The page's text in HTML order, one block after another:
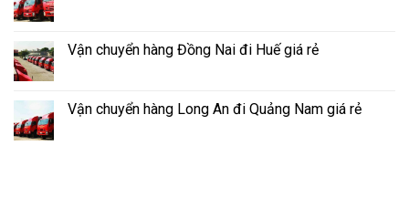
Vận chuyển hàng Đồng Nai đi Huế giá rẻ
Vận chuyển hàng Long An đi Quảng Nam giá rẻ